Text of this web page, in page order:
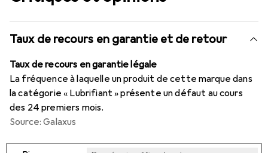
Taux de recours en garantie et de retour
Taux de recours en garantie légale
La fréquence à laquelle un produit de cette marque dans
la catégorie « Lubrifiant » présente un défaut au cours
des 24 premiers mois.
Source: Galaxus